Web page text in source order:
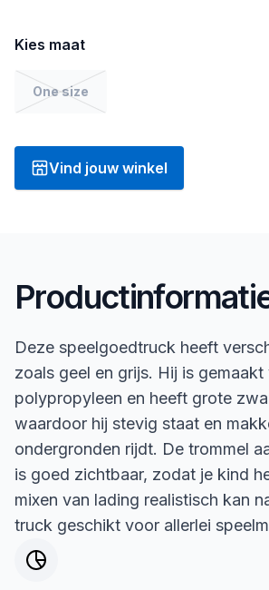
Kies maat
One size
Vind jouw winkel
Deze speelgoedtruck heeft
zoals geel en grijs. Hij is gemaakt
polypropyleen en heeft grote
waardoor hij stevig staat en
ondergronden rijdt. De trommel
is goed zichtbaar, zodat je kind
mixen van lading realistisch kan
truck geschikt voor allerlei